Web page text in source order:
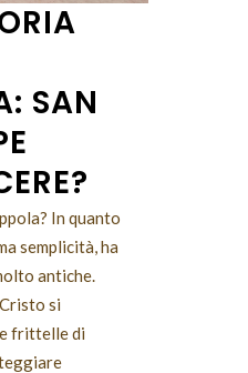
SAN
In quanto
semplicità, ha
antiche.
si
frittelle di